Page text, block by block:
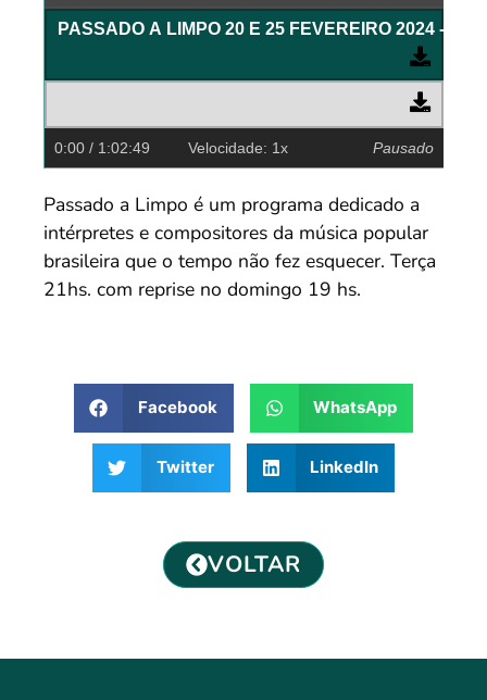
0:00 / 1:02:49 Velocidade: 1x Pausado
Passado a Limpo é um programa dedicado a
intérpretes e compositores da música popular
brasileira que o tempo não fez esquecer. Terça
21hs. com reprise no domingo 19 hs.
Facebook WhatsApp
Twitter LinkedIn
VOLTAR